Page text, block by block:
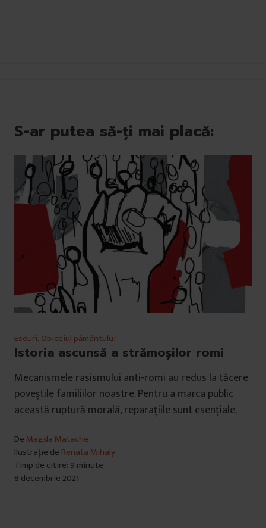
S-ar putea să-ți mai placă:
Eseuri,Obiceiul pământului
Istoria ascunsă a strămoșilor romi
Mecanismele rasismului anti-romi au redus la tăcere
poveștile familiilor noastre. Pentru a marca public
această ruptură morală, reparațiile sunt esențiale.
De Magda Matache
Ilustrație de Renata Mihaly
Timp de citire: 9 minute
8 decembrie 2021